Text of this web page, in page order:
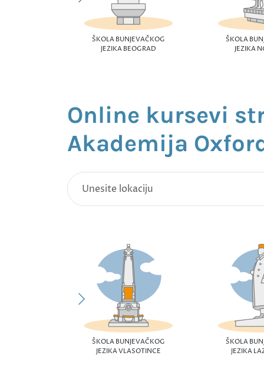
ŠKOLA BUNJEVAČKOG
JEZIKA BEOGRAD
ŠKOLA
JEZIKA
Online kursevi
Akademija
ŠKOLA BUNJEVAČKOG
JEZIKA VLASOTINCE
ŠKOLA
JEZIKA